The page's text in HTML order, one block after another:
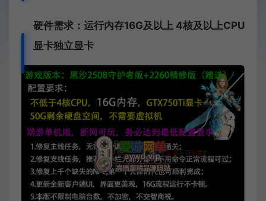
硬件需求：运行内存16G及以上 4核及以上CPU
显卡独立显卡